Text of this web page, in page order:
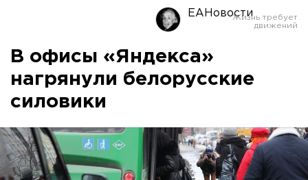
ЕАНовости
В офисы «Яндекса»
нагрянули белорусские
силовики